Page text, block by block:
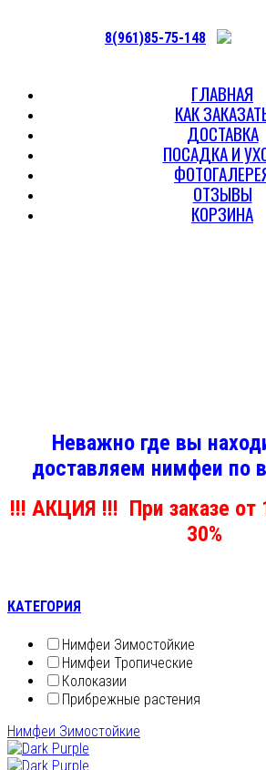
8(961)85-75-148
ГЛАВНАЯ
КАК
ДОСТАВКА
ПОСАДКА И
ОТЗЫВЫ
КОРЗИНА
Неважно где вы
доставляем нимфеи по
!!! АКЦИЯ !!! При заказе от
30%
КАТЕГОРИЯ
Нимфеи Зимостойкие
Нимфеи Тропические
Колоказии
Прибрежные растения
Нимфеи Зимостойкие